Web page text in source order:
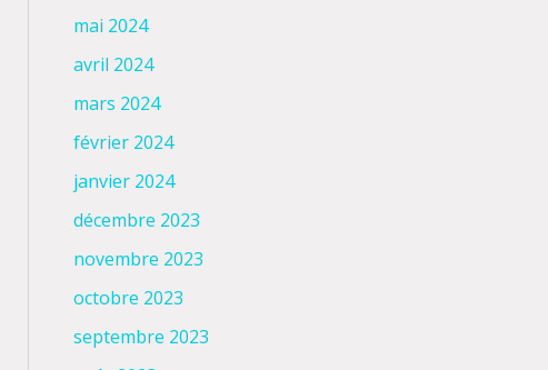
mai 2024
avril 2024
mars 2024
février 2024
janvier 2024
décembre 2023
novembre 2023
octobre 2023
septembre 2023